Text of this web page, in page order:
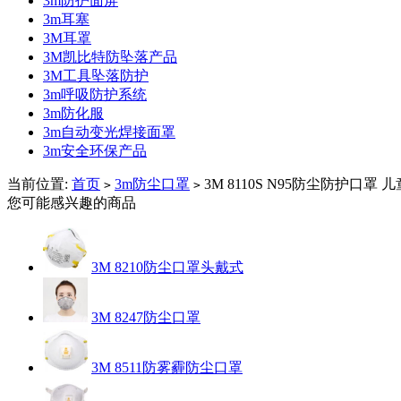
3m耳塞
3M耳罩
3M凯比特防坠落产品
3M工具坠落防护
3m呼吸防护系统
3m防化服
3m自动变光焊接面罩
3m安全环保产品
当前位置: 首页 > 3m防尘口罩 > 3M 8110S N95防尘防护口罩 儿
您可能感兴趣的商品
3M 8210防尘口罩头戴式
3M 8247防尘口罩
3M 8511防雾霾防尘口罩